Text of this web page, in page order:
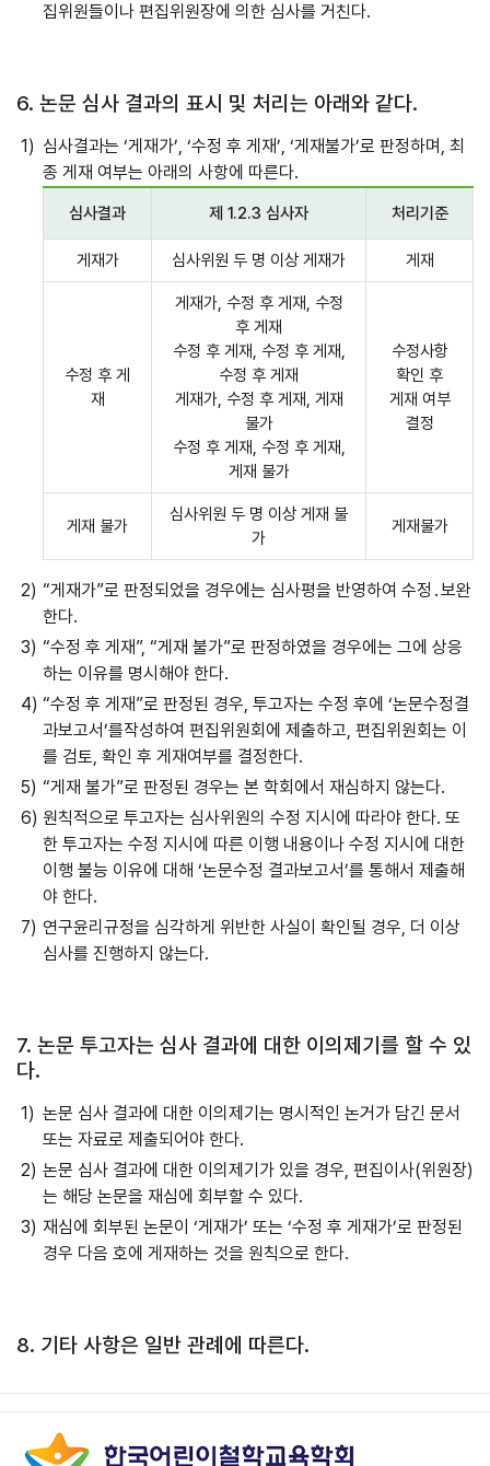
집위원들이나 편집위원장에 의한 심사를 거친다.
6. 논문 심사 결과의 표시 및 처리는 아래와 같다.
심사결과는 ‘게재가’, ‘수정 후 게재’, ‘게재불가’로 판정하며, 최
종 게재 여부는 아래의 사항에 따른다.
심사결과 제 1.2.3 심사자 처리기준
게재가 심사위원 두 명 이상 게재가 게재
수정 후 게
재
게재가, 수정 후 게재, 수정
후 게재
수정 후 게재, 수정 후 게재,
수정 후 게재
게재가, 수정 후 게재, 게재
불가
수정 후 게재, 수정 후 게재,
게재 불가
수정사항
확인 후
게재 여부
결정
게재 불가
심사위원 두 명 이상 게재 불
가
게재불가
“게재가”로 판정되었을 경우에는 심사평을 반영하여 수정․보완
한다.
“수정 후 게재”, “게재 불가”로 판정하였을 경우에는 그에 상응
하는 이유를 명시해야 한다.
“수정 후 게재”로 판정된 경우, 투고자는 수정 후에 ‘논문수정결
과보고서’를작성하여 편집위원회에 제출하고, 편집위원회는 이
를 검토, 확인 후 게재여부를 결정한다.
“게재 불가”로 판정된 경우는 본 학회에서 재심하지 않는다.
원칙적으로 투고자는 심사위원의 수정 지시에 따라야 한다. 또
한 투고자는 수정 지시에 따른 이행 내용이나 수정 지시에 대한
이행 불능 이유에 대해 ‘논문수정 결과보고서’를 통해서 제출해
야 한다.
연구윤리규정을 심각하게 위반한 사실이 확인될 경우, 더 이상
심사를 진행하지 않는다.
7. 논문 투고자는 심사 결과에 대한 이의제기를 할 수 있
다.
논문 심사 결과에 대한 이의제기는 명시적인 논거가 담긴 문서
또는 자료로 제출되어야 한다.
논문 심사 결과에 대한 이의제기가 있을 경우, 편집이사(위원장)
는 해당 논문을 재심에 회부할 수 있다.
재심에 회부된 논문이 ‘게재가’ 또는 ‘수정 후 게재가’로 판정된
경우 다음 호에 게재하는 것을 원칙으로 한다.
8. 기타 사항은 일반 관례에 따른다.